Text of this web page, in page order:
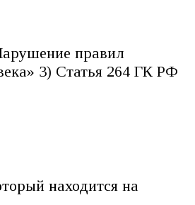
правил
3) Статья 264 ГК РФ
находится на